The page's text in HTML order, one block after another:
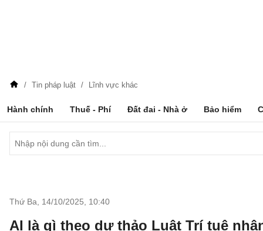
Tin pháp luật Lĩnh vực khác
Hành chính Thuế - Phí Đất đai - Nhà ở Bảo hiểm
Thứ Ba, 14/10/2025 10:40
AI là gì theo dự thảo Luật Trí tuệ